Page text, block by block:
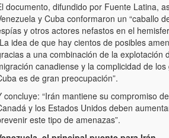
documento, difundido por Fuente Latina,
y Cuba conformaron un “caballo
y otros actores nefastos en el
idea de que hay cientos de posibles
a una combinación de la explotación
canadiense y la complicidad de
es de gran preocupación”.
concluye: “Irán mantiene su compromiso
y los Estados Unidos deben
este tipo de amenazas”.